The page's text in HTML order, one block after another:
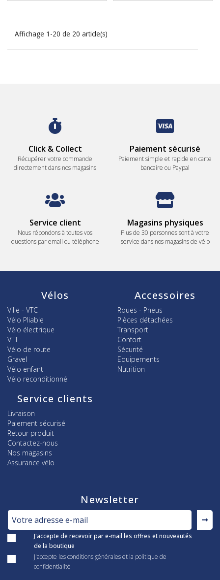
Affichage 1-20 de 20 article(s)
Click & Collect
Récupérer votre commande
directement dans nos magasins
Paiement sécurisé
Paiement simple et rapide en carte
bancaire ou Paypal
Service client
Nous répondons à toutes vos
questions par email ou téléphone
Magasins physiques
Plus de 30 personnes sont à votre
service dans nos magasins de vélo
Vélos
Ville - VTC
Vélo Pliable
Vélo électrique
VTT
Vélo de route
Gravel
Vélo enfant
Vélo reconditionné
Accessoires
Roues - Pneus
Pièces détachées
Transport
Confort
Sécurité
Equipements
Nutrition
Service clients
Livraison
Paiement sécurisé
Retour produit
Contactez-nous
Nos magasins
Assurance vélo
Newsletter
J'accepte de recevoir par e-mail les offres et nouveautés
de la boutique
J'accepte les conditions générales et la politique de
confidentialité